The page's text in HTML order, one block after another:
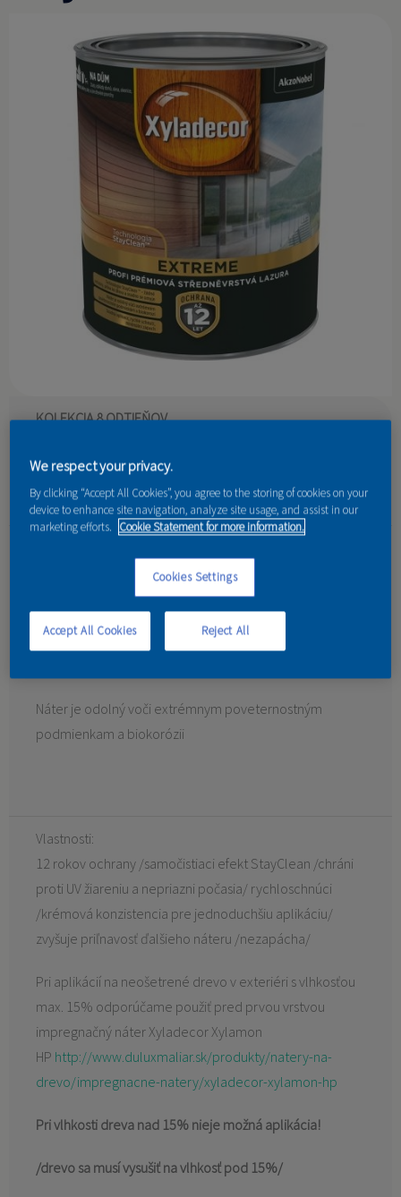
KOLEKCIA 8 ODTIEŇOV
Profi prémiová strednovrstvá lazúra na vodnej báze s
technológiou StayClean.
Všetky drevené povrchy - obklady domov, chaty,
altánky, pergoly, ploty, balkóny, okná, dvere a iné
Náter je odolný voči extrémnym poveternostným
podmienkam a biokorózii
Vlastnosti:
12 rokov ochrany /samočistiaci efekt StayClean /chráni
proti UV žiareniu a nepriazni počasia/ rychloschnúci
/krémová konzistencia pre jednoduchšiu aplikáciu/
zvyšuje priľnavosť ďalšieho náteru /nezapácha/
Pri aplikácií na neošetrené drevo v exteriéri s vlhkosťou
max. 15% odporúčame použiť pred prvou vrstvou
impregnačný náter Xyladecor Xylamon
HP http://www.duluxmaliar.sk/produkty/natery-na-
drevo/impregnacne-natery/xyladecor-xylamon-hp
Pri vlhkosti dreva nad 15% nieje možná aplikácia!
/drevo sa musí vysušiť na vlhkosť pod 15%/
We respect your privacy.
By clicking “Accept All Cookies”, you agree to the storing of cookies on your
device to enhance site navigation, analyze site usage, and assist in our
marketing efforts. Cookie Statement for more information.
Cookies Settings
Reject All
Accept All Cookies